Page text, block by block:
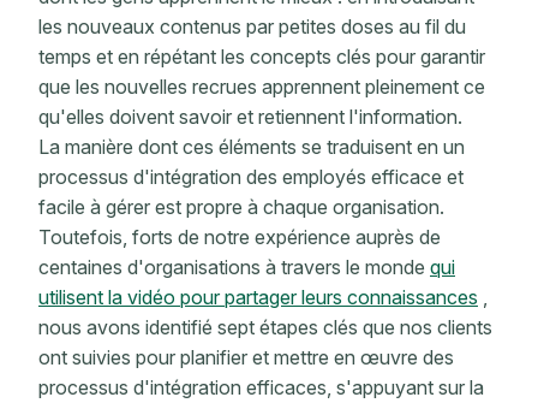
les nouveaux contenus par petites doses au fil du
temps et en répétant les concepts clés pour garantir
que les nouvelles recrues apprennent pleinement ce
qu'elles doivent savoir et retiennent l'information.
La manière dont ces éléments se traduisent en un
processus d'intégration des employés efficace et
facile à gérer est propre à chaque organisation.
Toutefois, forts de notre expérience auprès de
centaines d'organisations à travers le monde qui
utilisent la vidéo pour partager leurs connaissances
nous avons identifié sept étapes clés que nos clients
ont suivies pour planifier et mettre en œuvre des
processus d'intégration efficaces, s'appuyant sur la